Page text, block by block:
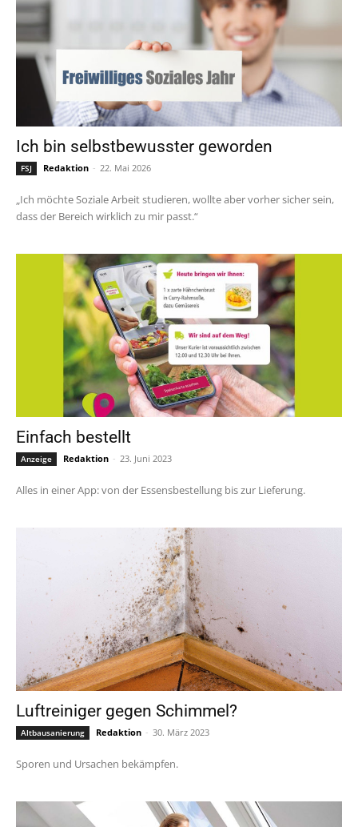
Ich bin selbstbewusster geworden
FSJ Redaktion - 22. Mai 2026
„Ich möchte Soziale Arbeit studieren, wollte aber vorher sicher sein,
dass der Bereich wirklich zu mir passt.“
Einfach bestellt
Anzeige Redaktion - 23. Juni 2023
Alles in einer App: von der Essensbestellung bis zur Lieferung.
Luftreiniger gegen Schimmel?
Altbausanierung Redaktion - 30. März 2023
Sporen und Ursachen bekämpfen.